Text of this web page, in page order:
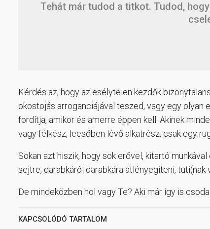
Tehát már tudod a titkot. Tudod,
Kérdés az, hogy az esélytelen kezdők
okostojás arroganciájával teszed, vagy egy olyan
fordítja, amikor és amerre éppen kell. Akinek
vagy félkész, leesőben lévő alkatrész, csak egy
Sokan azt hiszik, hogy sok erővel, kitartó
sejtre, darabkáról darabkára átlényegíteni,
De mindeközben hol vagy Te? Aki már így is
KAPCSOLÓDÓ TARTALOM